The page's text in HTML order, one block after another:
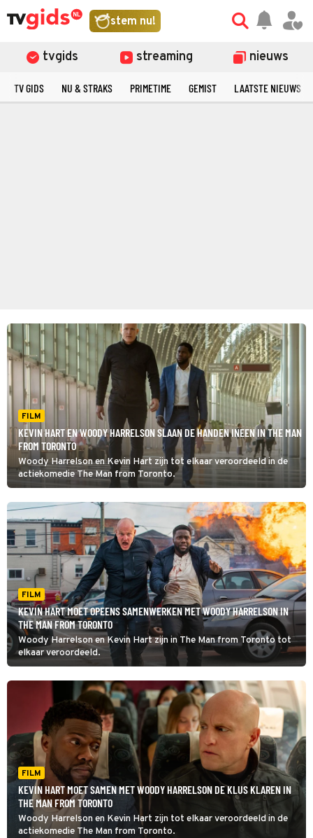
stem nu!
tvgids streaming nieuws
TV GIDS NU & STRAKS PRIMETIME GEMIST LAATSTE NIEUWS
FILM
KEVIN HART EN WOODY HARRELSON SLAAN DE HANDEN INEEN IN THE MAN
FROM TORONTO
Woody Harrelson en Kevin Hart zijn tot elkaar veroordeeld in de
actiekomedie The Man from Toronto.
FILM
KEVIN HART MOET OPEENS SAMENWERKEN MET WOODY HARRELSON IN
THE MAN FROM TORONTO
Woody Harrelson en Kevin Hart zijn in The Man from Toronto tot
elkaar veroordeeld.
FILM
KEVIN HART MOET SAMEN MET WOODY HARRELSON DE KLUS KLAREN IN
THE MAN FROM TORONTO
Woody Harrelson en Kevin Hart zijn tot elkaar veroordeeld in de
actiekomedie The Man from Toronto.